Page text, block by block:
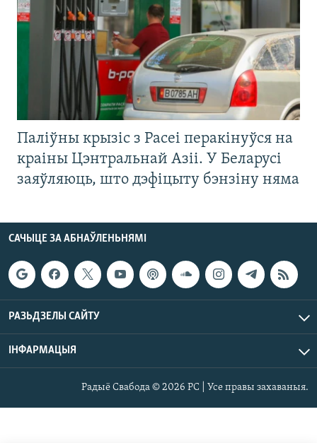
Паліўны крызіс з Расеі перакінуўся на
краіны Цэнтральнай Азіі. У Беларусі
заяўляюць, што дэфіцыту бэнзіну няма
САЧЫЦЕ ЗА АБНАЎЛЕНЬНЯМІ
РАЗЬДЗЕЛЫ САЙТУ
ІНФАРМАЦЫЯ
Радыё Свабода © 2026 РС | Усе правы захаваныя.